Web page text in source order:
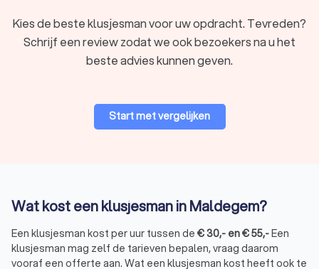
Vind een betrouwbare klusjesman met
wat tijd. Zeker als u zowel kwaliteit als een betaalbare prijs
zoekt. Dankzij Trustlocal vergelijkt u eenvoudig meerdere
Offertes vergelijken: kies uit drie à vier verschillende
klussers in Maldegem
Duidelijke prijsafspraken: een transparante offerte
zonder kleine lettertjes
Alleen betrouwbare bedrijven: voldoet een bedrijf niet
Kies de beste klusjesman voor uw opdracht. Tevreden?
Schrijf een review zodat we ook bezoekers na u het
beste advies kunnen geven.
Start met vergelijken
Wat kost een klusjesman in Maldegem?
Een klusjesman kost per uur tussen de €30,- en€55,-Een
klusjesman mag zelf de tarieven bepalen, vraag daarom
vooraf een offerte aan. Wat een klusjesman kost heeft ook te